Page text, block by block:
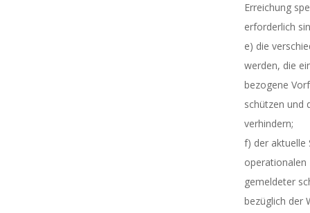
Erreichung
erforderlich
e) die
werden, die
bezogene
schützen und
verhindern;
f) der aktuelle
operationalen
gemeldeter
bezüglich der